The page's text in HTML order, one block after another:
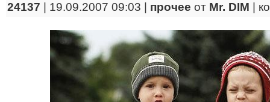
24137 | 19.09.2007 09:03 | прочее от Mr. DIM